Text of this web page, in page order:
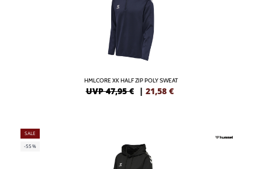
HMLCORE XK HALF ZIP POLY SWEAT
UVP 47,95 € | 21,58 €
SALE
-55%